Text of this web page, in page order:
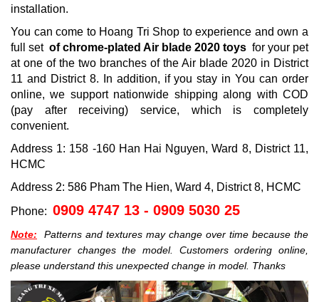
installation.
You can come to Hoang Tri Shop to experience and own a
full set of chrome-plated Air blade 2020 toys for your pet
at one of the two branches of the Air blade 2020 in District
11 and District 8. In addition, if you stay in You can order
online, we support nationwide shipping along with COD
(pay after receiving) service, which is completely
convenient.
Address 1: 158 -160 Han Hai Nguyen, Ward 8, District 11,
HCMC
Address 2: 586 Pham The Hien, Ward 4, District 8, HCMC
Phone: 0909 4747 13 - 0909 5030 25
Note: Patterns and textures may change over time because the
manufacturer changes the model. Customers ordering online,
please understand this unexpected change in model. Thanks